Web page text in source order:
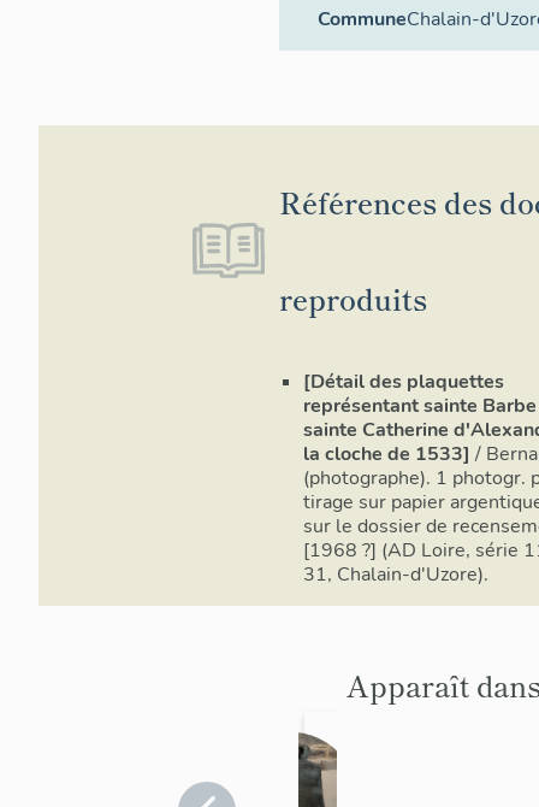
CommuneChalain-
Références des
reproduits
[Détail des plaquettes
représentant sainte
sainte Catherine
la cloche de 1533] /
(photographe). 1 photogr.
tirage sur papier
sur le dossier de
[1968 ?] (AD Loire, série
31, Chalain-d'Uzore).
Apparaît